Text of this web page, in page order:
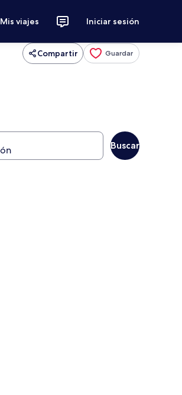
Mis viajes Iniciar sesión
Compartir Guardar
Buscar